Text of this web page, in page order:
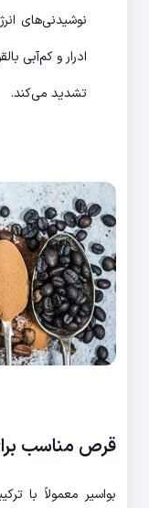
نوشیدنی‌های
ادرار و کم‌آبی
تشدید می‌کند.
قرص مناسب
بواسیر معمولاً با